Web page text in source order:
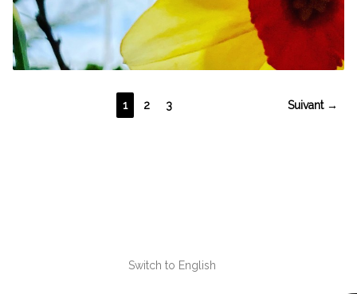
Suivant →
1 2 3
Switch to English